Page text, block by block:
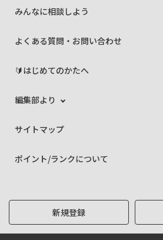
みんなに相談しよう
よくある質問・お問い合わせ
🔰はじめてのかたへ
編集部より
サイトマップ
ポイント/ランクについて
新規登録